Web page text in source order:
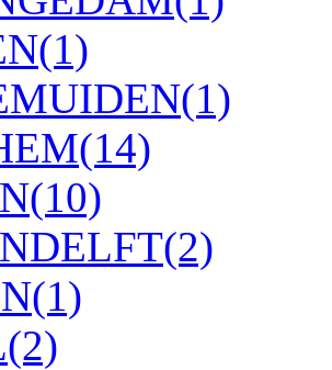
(1)
(1)
(14)
(10)
(2)
(1)
(2)